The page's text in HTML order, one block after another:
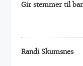
Gir stemmer til
Randi Skumsnes